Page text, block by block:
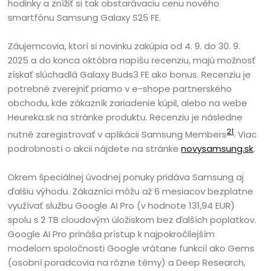
hodinky a znížiť si tak obstarávaciu cenu nového
smartfónu Samsung Galaxy S25 FE.
Záujemcovia, ktorí si novinku zakúpia od 4. 9. do 30. 9.
2025 a do konca októbra napíšu recenziu, majú možnosť
získať slúchadlá Galaxy Buds3 FE ako bonus. Recenziu je
potrebné zverejniť priamo v e-shope partnerského
obchodu, kde zákazník zariadenie kúpil, alebo na webe
Heureka.sk na stránke produktu. Recenziu je následne
nutné zaregistrovať v aplikácii Samsung Members21. Viac
podrobností o akcii nájdete na stránkenovysamsung.sk.
Okrem špeciálnej úvodnej ponuky pridáva Samsung aj
ďalšiu výhodu. Zákazníci môžu až 6 mesiacov bezplatne
využívať službu Google AI Pro (v hodnote 131,94 EUR)
spolu s 2 TB cloudovým úložiskom bez ďalších poplatkov.
Google AI Pro prináša prístup k najpokročilejším
modelom spoločnosti Google vrátane funkcií ako Gems
(osobní poradcovia na rôzne témy) a Deep Research,